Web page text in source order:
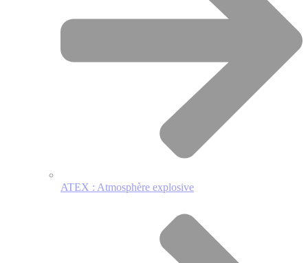
ATEX : Atmosphère explosive